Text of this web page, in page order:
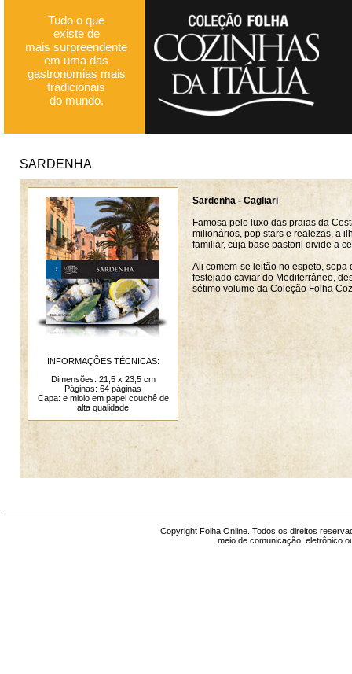
Tudo o que
existe de
mais surpreendente
em uma das
gastronomias mais
tradicionais
do mundo.
SARDENHA
INFORMAÇÕES TÉCNICAS:
Dimensões: 21,5 x 23,5 cm
Páginas: 64 páginas
Capa: e miolo em papel couchê de
alta qualidade
Sardenha - Cagliari
Famosa pelo luxo das praias da
milionários, pop stars e realezas, a
familiar, cuja base pastoril divide a
Ali comem-se leitão no espeto, sopa
festejado caviar do Mediterrâneo,
sétimo volume da Coleção Folha
Copyright Folha Online. Todos os direitos
meio de comunicação, eletrônico